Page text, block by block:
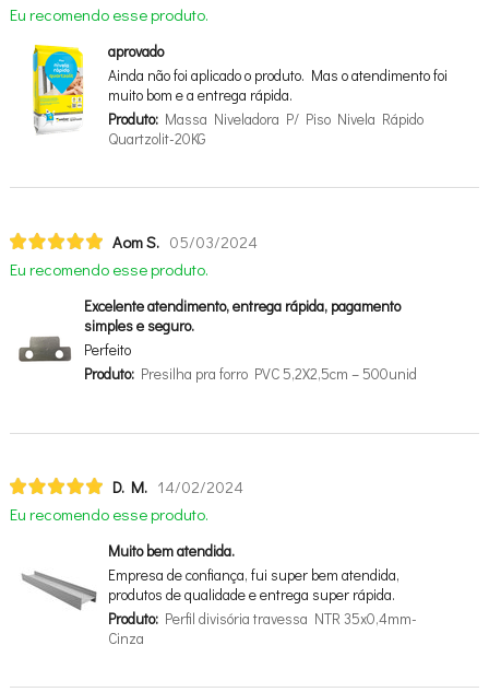
Eu recomendo esse produto.
aprovado
Ainda não foi aplicado o produto. Mas o atendimento foi
muito bom e a entrega rápida.
Produto:Massa Niveladora P/ Piso Nivela Rápido
Quartzolit-20KG
Aom S. 05/03/2024
Eu recomendo esse produto.
Excelente atendimento, entrega rápida, pagamento
simples e seguro.
Perfeito
Produto:Presilha pra forro PVC 5,2X2,5cm – 500unid
D. M. 14/02/2024
Eu recomendo esse produto.
Muito bem atendida.
Empresa de confiança, fui super bem atendida,
produtos de qualidade e entrega super rápida.
Produto:Perfil divisória travessa NTR 35x0,4mm-
Cinza